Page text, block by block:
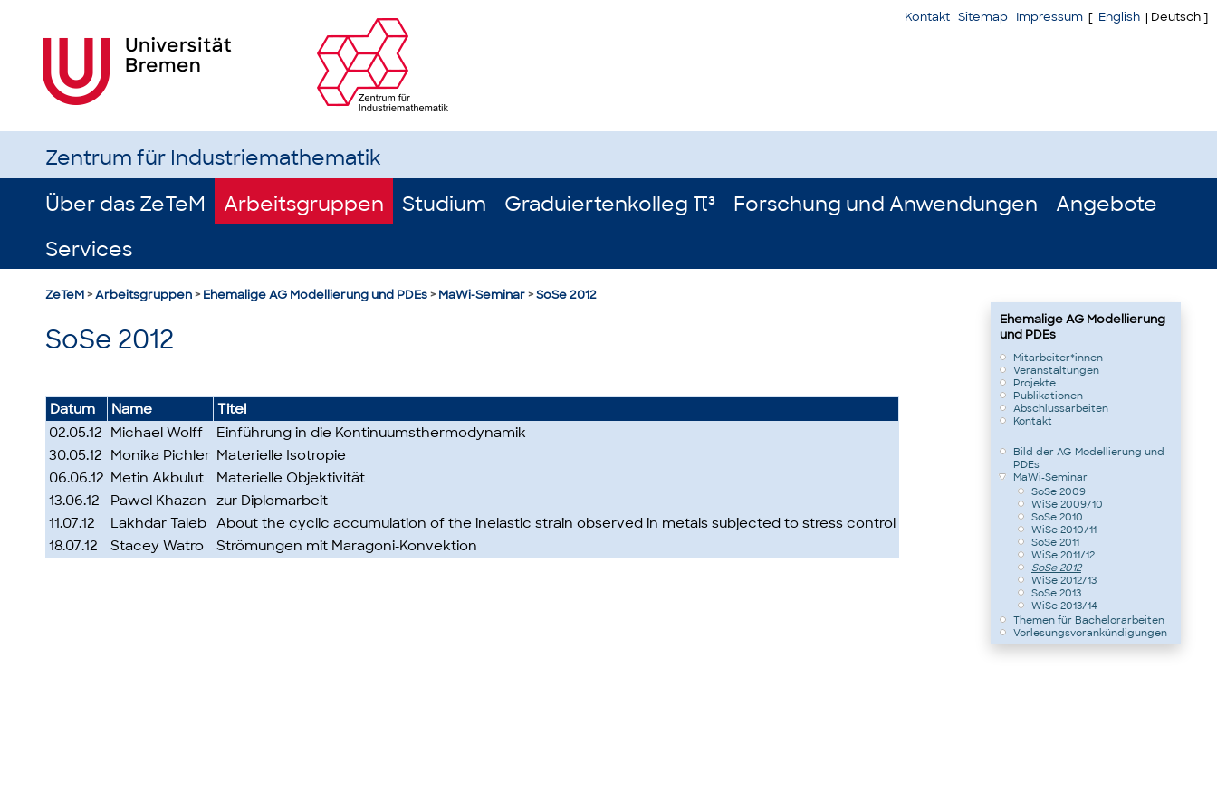
Zentrum für Industriemathematik
Über das ZeTeM
Arbeitsgruppen Studium Graduiertenkolleg π³ Forschung und Anwendungen
Angebote
Services
ZeTeM>Arbeitsgruppen> Ehemalige AG Modellierung und PDEs> MaWi-Seminar>SoSe 2012
Kontakt Sitemap Impressum [ English | Deutsch ]
Ehemalige AG Modellierung
und PDEs
Mitarbeiter*innen
Veranstaltungen
Projekte
Publikationen
Abschlussarbeiten
Kontakt
Bild der AG Modellierung und
PDEs
MaWi-Seminar
SoSe 2009
WiSe 2009/10
SoSe 2010
WiSe 2010/11
SoSe 2011
WiSe 2011/12
SoSe 2012
WiSe 2012/13
SoSe 2013
WiSe 2013/14
Themen für Bachelorarbeiten
Vorlesungsvorankündigungen
SoSe 2012
Datum Name
Titel
02.05.12 Michael Wolff
Einführung in die Kontinuumsthermodynamik
30.05.12 Monika Pichler Materielle Isotropie
06.06.12 Metin Akbulut
Materielle Objektivität
13.06.12
Pawel Khazan zur Diplomarbeit
11.07.12
Lakhdar Taleb About the cyclic accumulation of the inelastic strain observed in metals subjected to stress control
18.07.12
Stacey Watro Strömungen mit Maragoni-Konvektion